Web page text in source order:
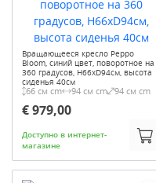
Вращающееся кресло Peppo
Bloom, синий цвет, поворотное на
360 градусов, H66xD94см, высота
сиденья 40см
66 см cm 94 см cm 94 см cm
€ 979,00
Доступно в интернет-
магазине